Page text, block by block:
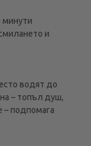
минути
и
водят до
– топъл душ,
– подпомага